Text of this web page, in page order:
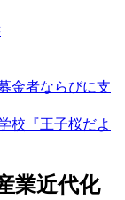
者ならびに支
校『王子桜だよ
業近代化